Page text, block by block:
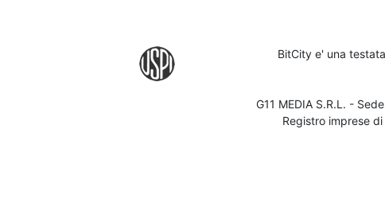
BitCity e' una
G11 MEDIA S.R.L. -
Registro imprese